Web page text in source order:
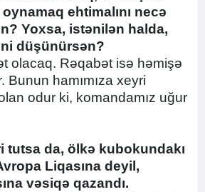
ehtimalını necə
Yoxsa, istənilən halda,
düşünürsən?
olacaq. Rəqabət isə həmişə
Bunun hamımıza xeyri
odur ki, komandamız uğur
tutsa da, ölkə kubokundakı
Liqasına deyil,
vəsiqə qazandı.